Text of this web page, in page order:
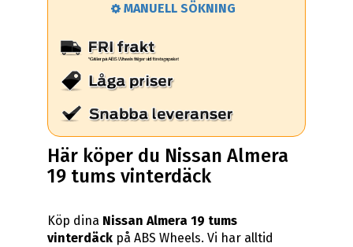
MANUELL SÖKNING
Här köper du Nissan Almera
19 tums vinterdäck
Köp dina Nissan Almera 19 tums
vinterdäck på ABS Wheels. Vi har alltid